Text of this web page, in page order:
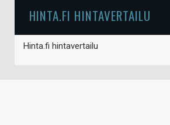
HINTA.FI HINTAVERTAILU
Hinta.fi hintavertailu